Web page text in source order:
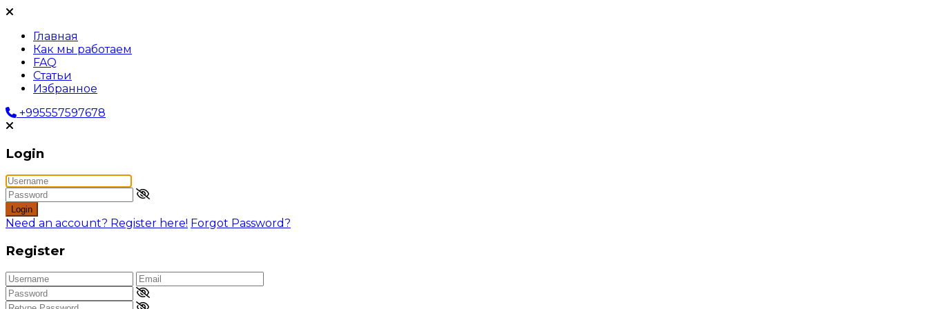
Главная
Как мы работаем
FAQ
Статьи
Избранное
+995557597678
Login
Login
Need an account? Register here! Forgot Password?
Register